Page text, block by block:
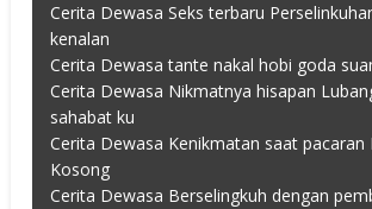
Cerita Dewasa Seks terbaru
kenalan
Cerita Dewasa tante nakal hobi goda
Cerita Dewasa Nikmatnya hisapan
sahabat ku
Cerita Dewasa Kenikmatan saat pacaran
Kosong
Cerita Dewasa Berselingkuh dengan